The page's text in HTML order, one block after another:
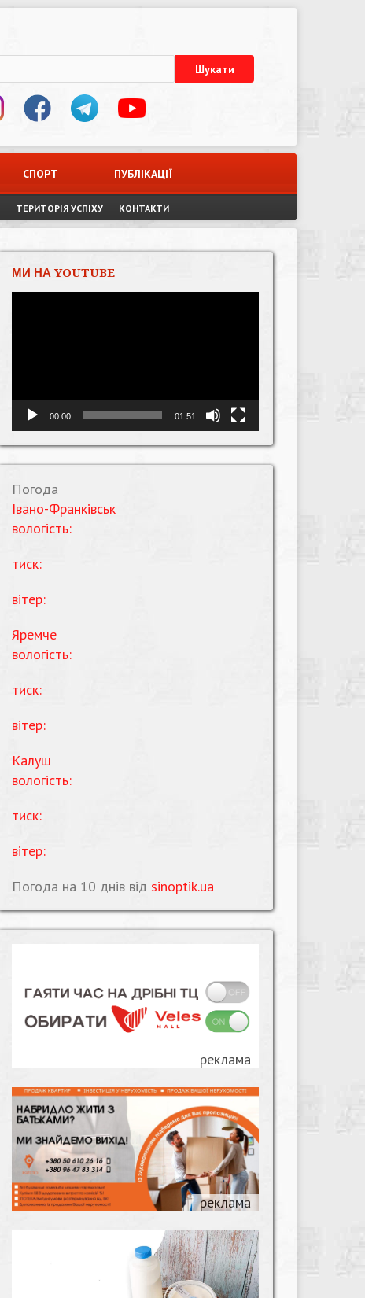
СПОРТ ПУБЛІКАЦІЇ
ТЕРИТОРІЯ УСПІХУ КОНТАКТИ
МИ НА YOUTUBE
00:00 01:51
Погода
Івано-Франківськ
вологість:
тиск:
вітер:
Яремче
вологість:
тиск:
вітер:
Калуш
вологість:
тиск:
вітер:
Погода на 10 днів від sinoptik.ua